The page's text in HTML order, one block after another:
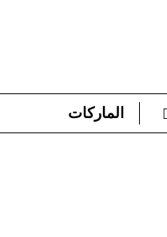
الماركات